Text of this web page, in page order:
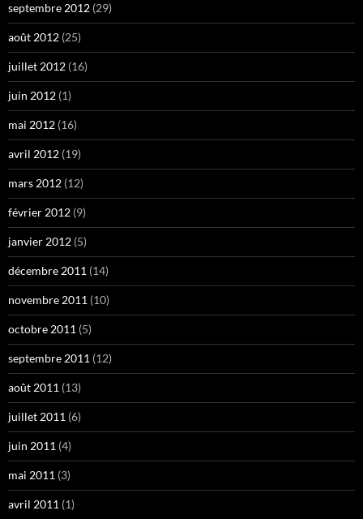
septembre 2012 (29)
août 2012 (25)
juillet 2012 (16)
juin 2012 (1)
mai 2012 (16)
avril 2012 (19)
mars 2012 (12)
février 2012 (9)
janvier 2012 (5)
décembre 2011 (14)
novembre 2011 (10)
octobre 2011 (5)
septembre 2011 (12)
août 2011 (13)
juillet 2011 (6)
juin 2011 (4)
mai 2011 (3)
avril 2011 (1)